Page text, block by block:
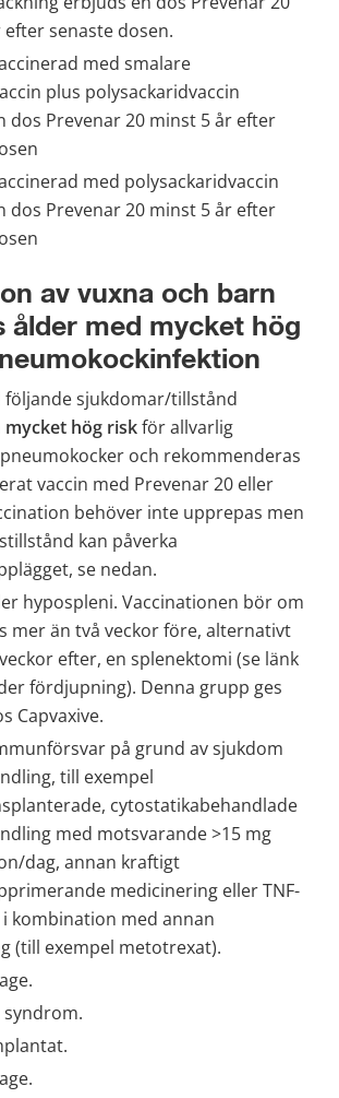
senaste dosen.
med smalare
plus polysackaridvaccin
dos Prevenar 20 minst 5 år efter
med polysackaridvaccin
dos Prevenar 20 minst 5 år efter
av vuxna och barn
ålder med mycket hög
följande sjukdomar/tillstånd
mycket hög risk för allvarlig
och rekommenderas
vaccin med Prevenar 20 eller
behöver inte upprepas men
kan påverka
se nedan.
hypospleni. Vaccinationen bör om
mer än två veckor före, alternativt
efter, en splenektomi (se länk
fördjupning). Denna grupp ges
Capvaxive.
på grund av sjukdom
till exempel
cytostatikabehandlade
med motsvarande >15 mg
dag, annan kraftigt
medicinering eller TNF-
kombination med annan
(till exempel metotrexat).